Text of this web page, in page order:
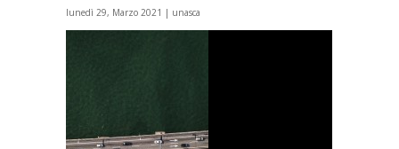
lunedì 29, Marzo 2021 | unasca